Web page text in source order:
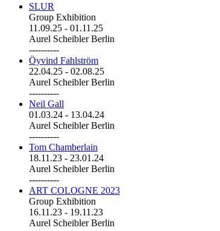
SLUR
Group Exhibition
11.09.25 - 01.11.25
Aurel Scheibler Berlin
----------
Öyvind Fahlström
22.04.25 - 02.08.25
Aurel Scheibler Berlin
----------
Neil Gall
01.03.24 - 13.04.24
Aurel Scheibler Berlin
----------
Tom Chamberlain
18.11.23 - 23.01.24
Aurel Scheibler Berlin
----------
ART COLOGNE 2023
Group Exhibition
16.11.23 - 19.11.23
Aurel Scheibler Berlin